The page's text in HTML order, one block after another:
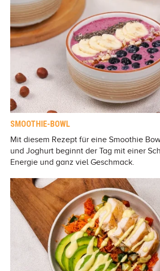
SMOOTHIE-BOWL
Mit diesem Rezept für eine Smoothie
und Joghurt beginnt der Tag mit einer
Energie und ganz viel Geschmack.